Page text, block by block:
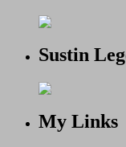
Sustin
My Links